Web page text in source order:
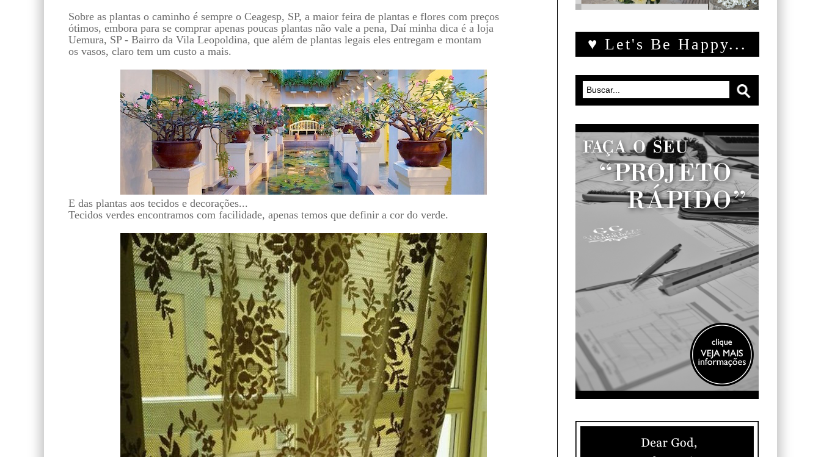
Sobre as plantas o caminho é sempre o Ceagesp, SP, a maior feira de plantas e flores com preços
ótimos, embora para se comprar apenas poucas plantas não vale a pena, Daí minha dica é a loja
Uemura, SP - Bairro da Vila Leopoldina, que além de plantas legais eles entregam e montam
os vasos, claro tem um custo a mais.
E das plantas aos tecidos e decorações...
Tecidos verdes encontramos com facilidade, apenas temos que definir a cor do verde.
♥ Let's Be Happy...